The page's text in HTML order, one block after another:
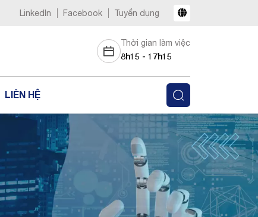
LinkedIn Facebook Tuyển dụng
Thời gian làm việc
8h15 - 17h15
LIÊN HỆ